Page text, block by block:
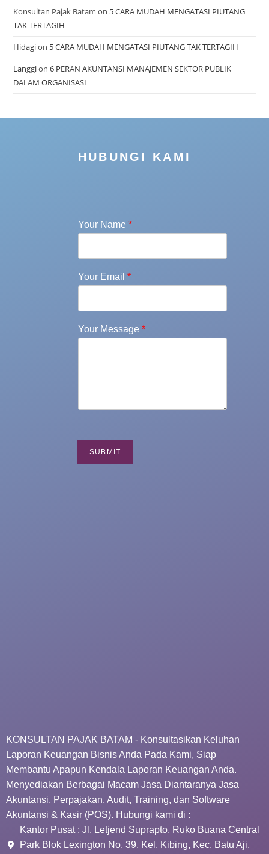
Konsultan Pajak Batam on 5 CARA MUDAH MENGATASI PIUTANG
TAK TERTAGIH
Hidagion 5 CARA MUDAH MENGATASI PIUTANG TAK TERTAGIH
Langgion6 PERAN AKUNTANSI MANAJEMEN SEKTOR PUBLIK
DALAM ORGANISASI
HUBUNGI KAMI
Your Name *
Your Email *
Your Message *
SUBMIT
KONSULTAN PAJAK BATAM - Konsultasikan Keluhan
Laporan Keuangan Bisnis Anda Pada Kami, Siap
Membantu Apapun Kendala Laporan Keuangan Anda.
Menyediakan Berbagai Macam Jasa Diantaranya Jasa
Akuntansi, Perpajakan, Audit, Training, dan Software
Akuntansi & Kasir (POS). Hubungi kami di :
Kantor Pusat : Jl. Letjend Suprapto, Ruko Buana Central
Park Blok Lexington No. 39, Kel. Kibing, Kec. Batu Aji,